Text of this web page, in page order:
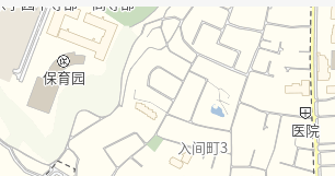
风景拿进来的约72平米的东西专用的
自治团体(一部分使用费有)
客人Suite
花休息室
规章的限制有)